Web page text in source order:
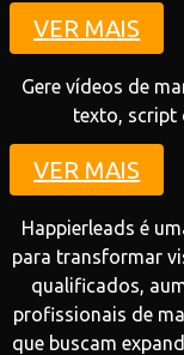
VER MAIS
Gere vídeos de
texto, script
VER MAIS
Happierleads é
para transformar
qualificados,
profissionais de
que buscam